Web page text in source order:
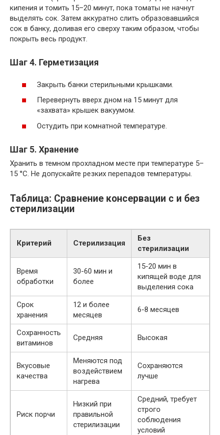
кипения и томить 15–20 минут, пока томаты не начнут
выделять сок. Затем аккуратно слить образовавшийся
сок в банку, доливая его сверху таким образом, чтобы
покрыть весь продукт.
Шаг 4. Герметизация
Закрыть банки стерильными крышками.
Перевернуть вверх дном на 15 минут для
«захвата» крышек вакуумом.
Остудить при комнатной температуре.
Шаг 5. Хранение
Хранить в темном прохладном месте при температуре 5–
15 °C. Не допускайте резких перепадов температуры.
Таблица: Сравнение консервации с и без
стерилизации
Критерий Стерилизация
Без
стерилизации
Время
обработки
30-60 мин и
более
15-20 мин в
кипящей воде для
выделения сока
Срок
хранения
12 и более
месяцев
6-8 месяцев
Сохранность
витаминов
Средняя Высокая
Вкусовые
качества
Меняются под
воздействием
нагрева
Сохраняются
лучше
Риск порчи
Низкий при
правильной
стерилизации
Средний, требует
строго
соблюдения
условий